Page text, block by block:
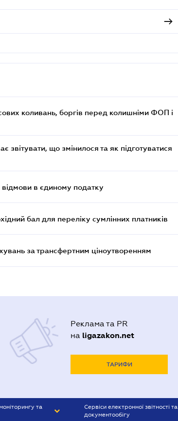
коливань, боргів перед колишніми ФОП і
що змінилося та як підготуватися
в єдиному податку
бал для переліку сумлінних платників
за трансфертним ціноутворенням
Реклама та PR
на ligazakon.net
ТАРИФИ
та
Сервіси електронної звітності та
документообігу